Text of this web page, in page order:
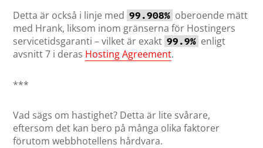
Detta är också i linje med 99.908% oberoende mätt
med Hrank, liksom inom gränserna för Hostingers
servicetidsgaranti – vilket är exakt 99.9% enligt
avsnitt 7 i deras Hosting Agreement.
***
Vad sägs om hastighet? Detta är lite svårare,
eftersom det kan bero på många olika faktorer
förutom webbhotellens hårdvara.